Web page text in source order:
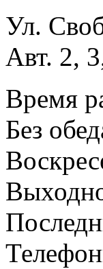
Ул.
Авт. 2,
Время
Без